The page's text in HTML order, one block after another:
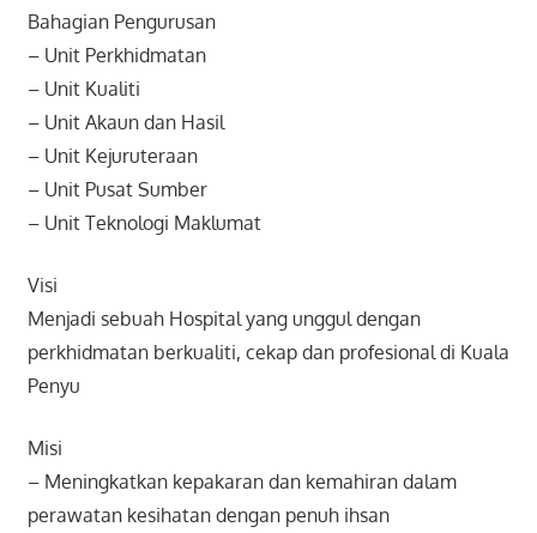
Bahagian Pengurusan
– Unit Perkhidmatan
– Unit Kualiti
– Unit Akaun dan Hasil
– Unit Kejuruteraan
– Unit Pusat Sumber
– Unit Teknologi Maklumat
Visi
Menjadi sebuah Hospital yang unggul dengan
perkhidmatan berkualiti, cekap dan profesional di Kuala
Penyu
Misi
– Meningkatkan kepakaran dan kemahiran dalam
perawatan kesihatan dengan penuh ihsan